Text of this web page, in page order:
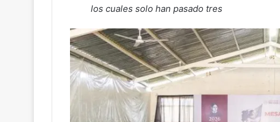
los cuales solo han pasado tres